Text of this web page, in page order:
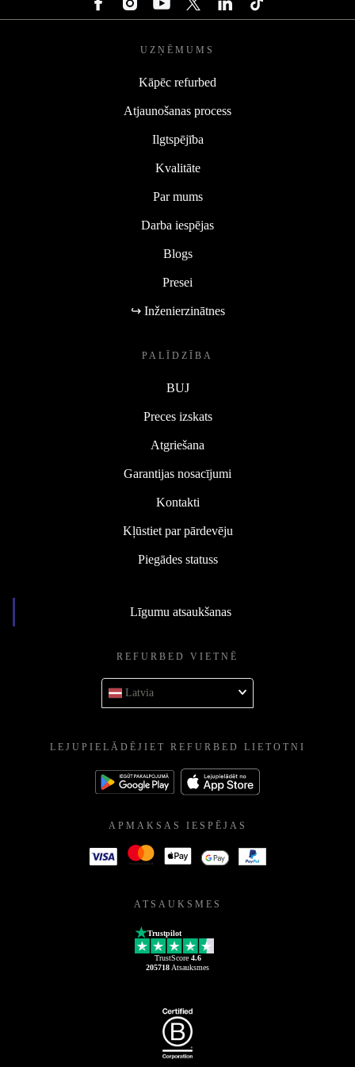
UZŅĒMUMS
Kāpēc refurbed
Atjaunošanas process
Ilgtspējība
Kvalitāte
Par mums
Darba iespējas
Blogs
Presei
↪ Inženierzinātnes
PALĪDZĪBA
BUJ
Preces izskats
Atgriešana
Garantijas nosacījumi
Kontakti
Kļūstiet par pārdevēju
Piegādes statuss
Līgumu atsaukšanas
REFURBED VIETNĒ
Latvia
LEJUPIELĀDĒJIET REFURBED LIETOTNI
APMAKSAS IESPĒJAS
ATSAUKSMES
Trustpilot
TrustScore 4.6
205718 Atsauksmes